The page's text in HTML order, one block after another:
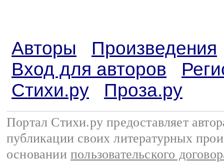
Авторы
Произведения
Вход для авторов
Стихи.ру
Проза.ру
Портал Стихи.ру предоставляет
публикации своих литературных
основании пользовательского